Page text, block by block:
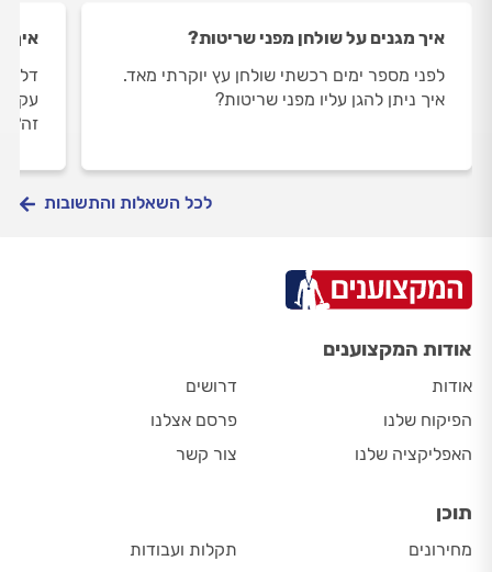
איך מגנים על שולחן מפני שריטות?
לפני מספר ימים רכשתי שולחן עץ יוקרתי מאד.
איך ניתן להגן עליו מפני שריטות?
איך
דלת
זה?
לכל השאלות והתשובות
אודות המקצוענים
אודות
הפיקוח שלנו
האפליקציה שלנו
דרושים
פרסם אצלנו
צור קשר
תוכן
מחירונים
תקלות ועבודות